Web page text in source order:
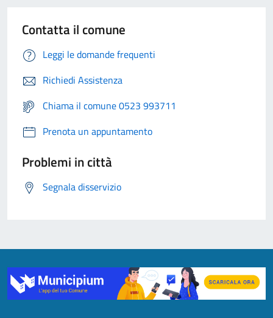
Contatta il comune
Leggi le domande frequenti
Richiedi Assistenza
Chiama il comune 0523 993711
Prenota un appuntamento
Problemi in città
Segnala disservizio